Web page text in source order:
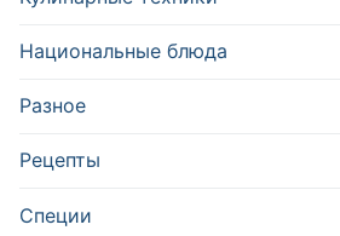
Национальные блюда
Разное
Рецепты
Специи